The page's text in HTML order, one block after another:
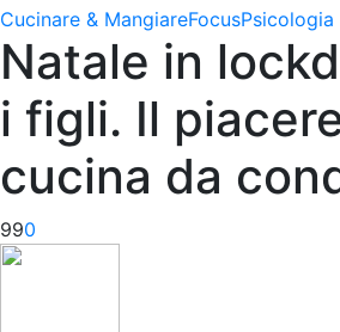
Cucinare & MangiareFocusPsicologia
Natale in
i figli. Il
cucina da
990